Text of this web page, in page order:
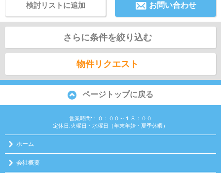
お問い合わせ
検討リストに追加
さらに条件を絞り込む
物件リクエスト
ページトップに戻る
営業時間:１０：００～１８：００
定休日:火曜日・水曜日（年末年始・夏季休暇）
ホーム
会社概要